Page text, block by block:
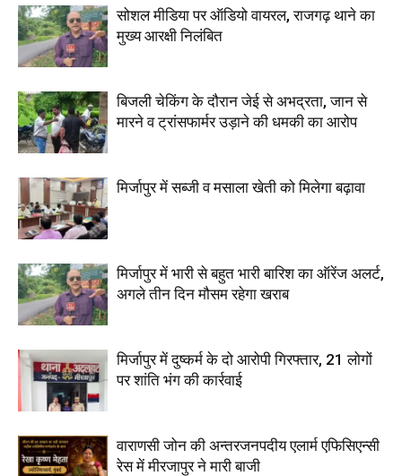
सोशल मीडिया पर ऑडियो वायरल, राजगढ़ थाने का
मुख्य आरक्षी निलंबित
बिजली चेकिंग के दौरान जेई से अभद्रता, जान से
मारने व ट्रांसफार्मर उड़ाने की धमकी का आरोप
मिर्जापुर में सब्जी व मसाला खेती को मिलेगा बढ़ावा
मिर्जापुर में भारी से बहुत भारी बारिश का ऑरेंज अलर्ट,
अगले तीन दिन मौसम रहेगा खराब
मिर्जापुर में दुष्कर्म के दो आरोपी गिरफ्तार, 21 लोगों
पर शांति भंग की कार्रवाई
वाराणसी जोन की अन्तरजनपदीय एलार्म एफिसिएन्सी
रेस में मीरजापुर ने मारी बाजी